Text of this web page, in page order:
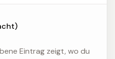
Eintrag zeigt, wo du